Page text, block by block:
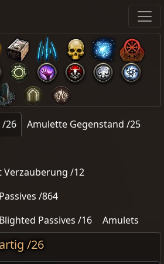
/26
Amulette Gegenstand /25
Verzauberung /12
/864
Passives /16
Amulets
/26